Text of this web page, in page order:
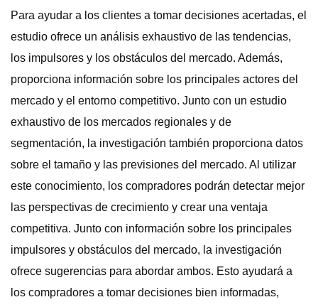
Para ayudar a los clientes a tomar decisiones acertadas, el
estudio ofrece un análisis exhaustivo de las tendencias,
los impulsores y los obstáculos del mercado. Además,
proporciona información sobre los principales actores del
mercado y el entorno competitivo. Junto con un estudio
exhaustivo de los mercados regionales y de
segmentación, la investigación también proporciona datos
sobre el tamaño y las previsiones del mercado. Al utilizar
este conocimiento, los compradores podrán detectar mejor
las perspectivas de crecimiento y crear una ventaja
competitiva. Junto con información sobre los principales
impulsores y obstáculos del mercado, la investigación
ofrece sugerencias para abordar ambos. Esto ayudará a
los compradores a tomar decisiones bien informadas,